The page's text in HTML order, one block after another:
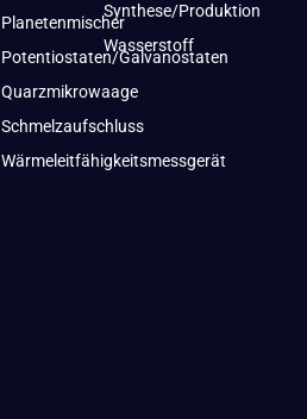
Planetenmischer
Potentiostaten/Galvanostaten
Quarzmikrowaage
Schmelzaufschluss
Wärmeleitfähigkeitsmessgerät
Synthese/Produktion
Wasserstoff